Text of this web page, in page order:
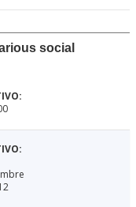
social